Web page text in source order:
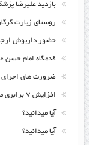
بازدید علیرضا
روستای زیارت
حضور داریوش
قدمگاه امام حسن
ضرورت های اجرای
افزایش ۷ برابری مساعدت به هیات های ورزشی
آیا میدانید؟
آیا میدانید؟